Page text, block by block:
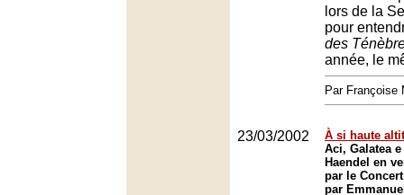
lors de la
pour
des
année, le
Par Françoise
23/03/2002
À si haute
Aci, Galatea
Haendel en
par le
par